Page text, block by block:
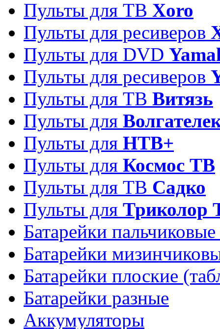
Пульты для ТВ Xoro
Пульты для ресиверов
Пульты для DVD
Пульты для ресиверов
Пульты для ТВ Витязь
Пульты для
Пульты для НТВ+
Пульты для Космос ТВ
Пульты для ТВ Садко
Пульты для Триколор
Батарейки
Батарейки
Батарейки плоские
Батарейки разные
Аккумуляторы